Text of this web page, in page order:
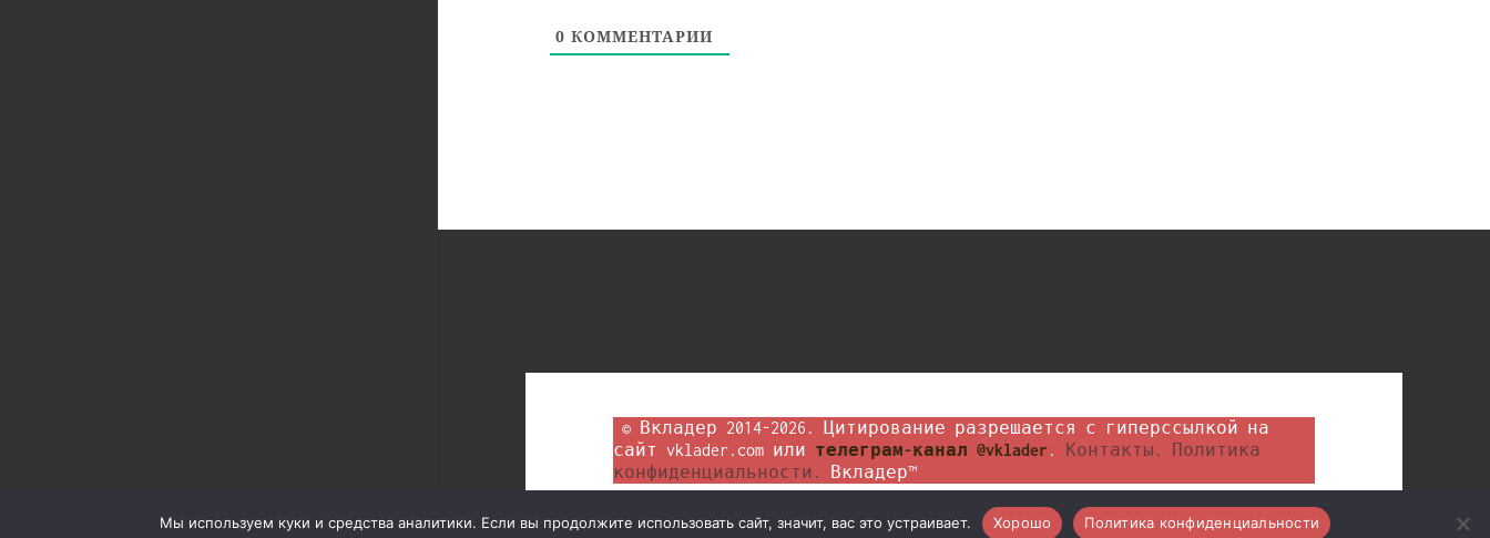
0 КОММЕНТАРИИ
© Вкладер 2014-2026. Цитирование разрешается с гиперссылкой на
сайт vklader.com или телеграм-канал @vklader. Контакты.
Политика
конфиденциальности.
Вкладер™
Мы используем куки и средства аналитики. Если вы продолжите использовать сайт, значит, вас это устраивает. Хорошо Политика конфиденциальности